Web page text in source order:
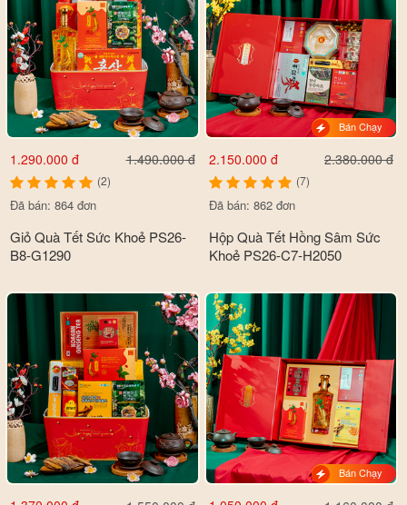
1.290.000 đ 1.490.000 đ
(2)
Đã bán: 864 đơn
Giỏ Quà Tết Sức Khoẻ PS26-
B8-G1290
Bán Chạy
2.150.000 đ 2.380.000 đ
(7)
Đã bán: 862 đơn
Hộp Quà Tết Hồng Sâm Sức
Khoẻ PS26-C7-H2050
Bán Chạy